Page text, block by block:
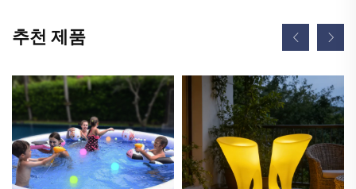
추천 제품